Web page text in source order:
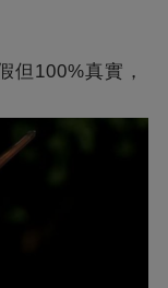
但100%真實，